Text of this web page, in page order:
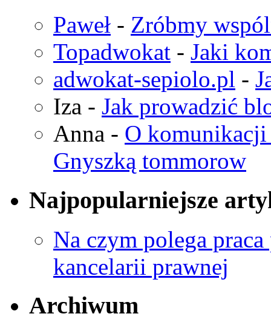
Paweł - Zróbmy
Topadwokat - Jaki
adwokat-sepiolo.pl -
Iza - Jak prowadzić
Anna - O komunikacji
Gnyszką tommorow
Najpopularniejsze
Na czym polega
kancelarii prawnej
Archiwum